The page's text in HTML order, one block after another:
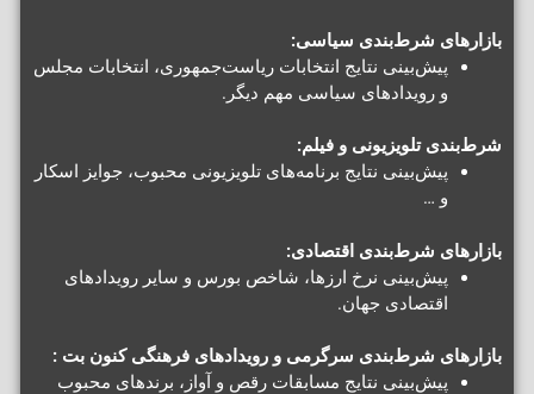
بازارهای شرط‌بندی سیاسی:
پیش‌بینی نتایج انتخابات ریاست‌جمهوری، انتخابات مجلس
و رویدادهای سیاسی مهم دیگر.
شرط‌بندی تلویزیونی و فیلم:
پیش‌بینی نتایج برنامه‌های تلویزیونی محبوب، جوایز اسکار
و …
بازارهای شرط‌بندی اقتصادی:
پیش‌بینی نرخ ارزها، شاخص بورس و سایر رویدادهای
اقتصادی جهان.
بازارهای شرط‌بندی سرگرمی و رویدادهای فرهنگی کنون بت :
پیش‌بینی نتایج مسابقات رقص و آواز، برندهای محبوب